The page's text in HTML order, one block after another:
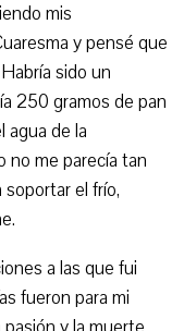
mis
y pensé que
sido un
250 gramos de pan
agua de la
no me parecía tan
el frío,
a las que fui
fueron para mi